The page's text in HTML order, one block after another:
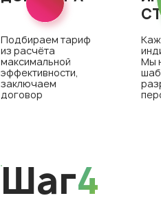
Подбираем тариф
из расчёта
максимальной
эффективности,
заключаем
договор
Мы
Шаг4